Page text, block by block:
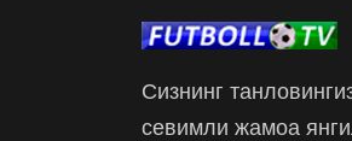
Сизнинг
севимли жамоа